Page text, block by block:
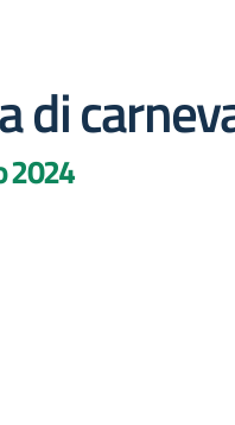
di
2024